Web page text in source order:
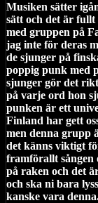
Musiken sätter
sätt och det är
med gruppen på
jag inte för deras
de sjunger på
poppig punk med
sjunger gör det
på varje ord hon
punken är ett
Finland har gett
men denna grupp
det känns viktigt
framförallt sången
på raken och det
och ska ni bara
kanske vara